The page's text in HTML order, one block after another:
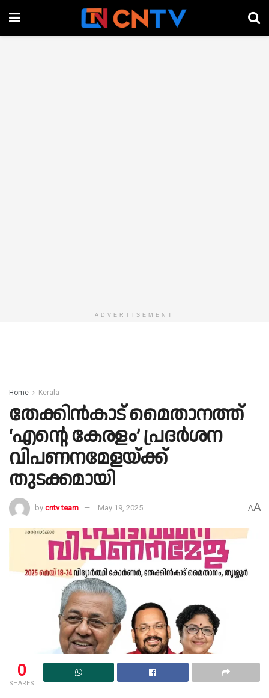
ADVERTISEMENT
Home Kerala
തേക്കിൻകാട് മൈതാനത്ത്
‘എന്റെ കേരളം’ പ്രദർശന
വിപണനമേളയ്ക്ക്
തുടക്കമായി
by cntv team May 19, 2025 AA
0
SHARES